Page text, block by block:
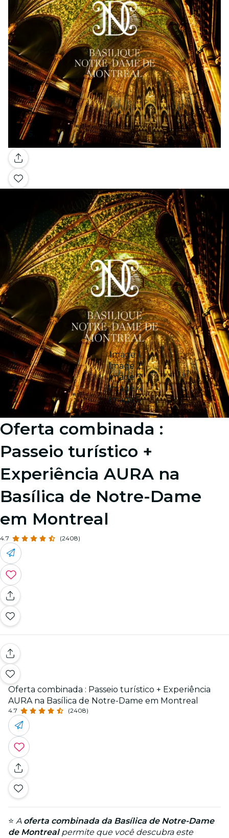
Galeria
Image 1
Image 2
Image 3
Image 4
Image 5
Oferta combinada :
Passeio turístico +
Experiência AURA na
Basílica de Notre-Dame
em Montreal
4.7 (2408)
Oferta combinada : Passeio turístico + Experiência
AURA na Basílica de Notre-Dame em Montreal
4.7 (2408)
⭐ A oferta combinada da Basílica de Notre-Dame
de Montrealpermite que você descubra este